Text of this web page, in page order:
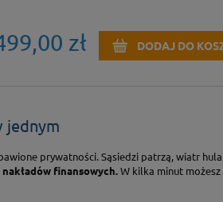
zł DODAJ DO
jednym
prywatności. Sąsiedzi patrzą, wiatr
finansowych.W kilka minut możesz